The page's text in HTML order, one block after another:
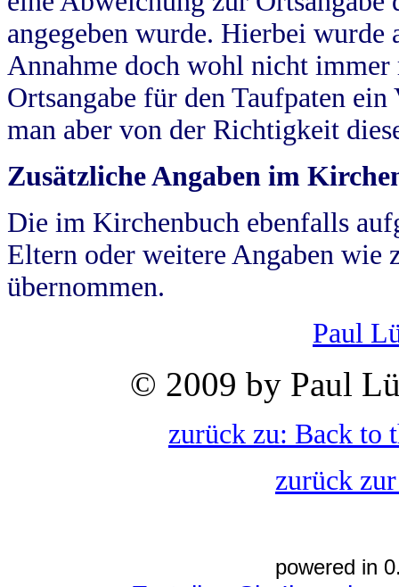
angegeben wurde. Hierbei wurde
Annahme doch wohl nicht
Ortsangabe für den Taufpaten
man aber von der Richtigkeit
Zusätzliche Angaben im
Die im Kirchenbuch ebenfalls
Eltern oder weitere Angaben wie
übernommen.
Paul
© 2009 by Paul
zurück zu: Back to
zurück
powered in